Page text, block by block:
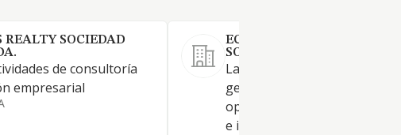
REALTY SOCIEDAD
de consultoría
empresarial
ECO LOGISTA AUXILIAR,
SOCIEDAD LIMITADA.
La realización, coordinación,
gestión e intermediación en
operaciones de logística
e internacional. - b)La